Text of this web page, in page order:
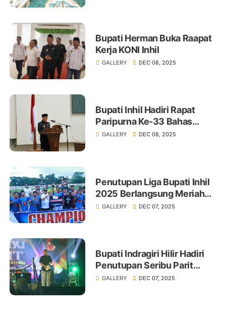
Bupati Herman Buka Raapat
Kerja KONI Inhil
GALLERY DEC 08, 2025
Bupati Inhil Hadiri Rapat
Paripurna Ke-33 Bahas
KUA-PPAS 2026
GALLERY DEC 08, 2025
Penutupan Liga Bupati Inhil
2025 Berlangsung Meriah
dan Menjunjung Sportivitas
GALLERY DEC 07, 2025
Bupati Indragiri Hilir Hadiri
Penutupan Seribu Parit
Creative Festival 2025
GALLERY DEC 07, 2025